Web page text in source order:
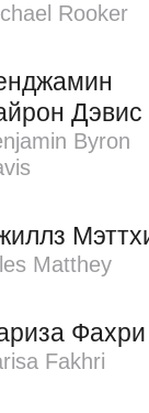
Rooker
Дэвис
Byron
Matthey
Фахри
Fakhri